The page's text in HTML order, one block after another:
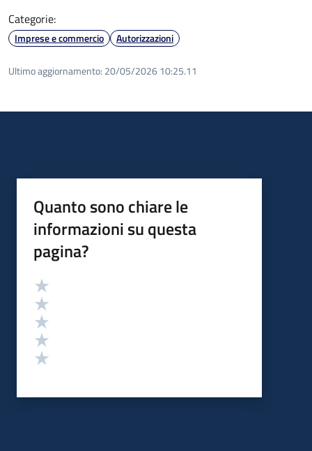
Categorie:
Imprese e commercio Autorizzazioni
Ultimo aggiornamento: 20/05/2026 10:25.11
Quanto sono chiare le
informazioni su questa
pagina?
Valutazione